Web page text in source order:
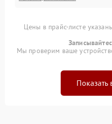
Цены в прайс-листе
Мы проверим ваше
Показать